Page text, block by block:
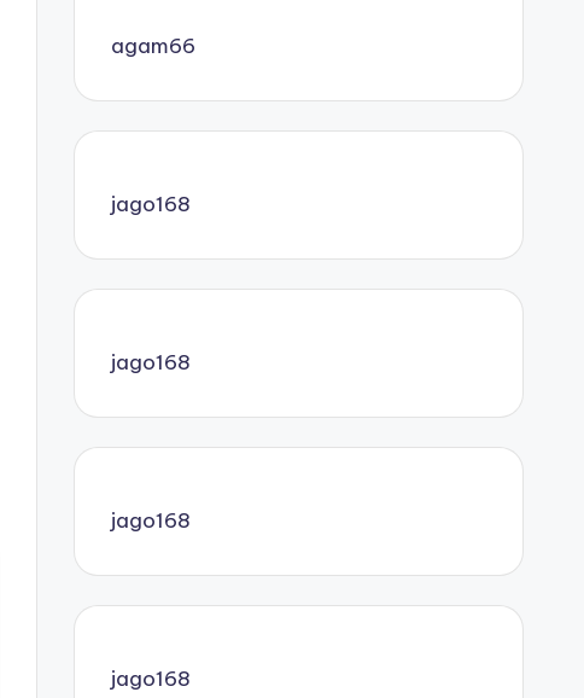
agam66
jago168
jago168
jago168
jago168